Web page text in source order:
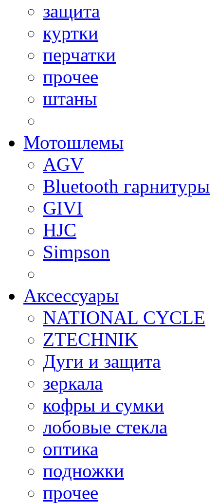
защита
куртки
перчатки
прочее
штаны
Мотошлемы
AGV
Bluetooth гарнитуры
GIVI
HJC
Simpson
Аксессуары
NATIONAL CYCLE
ZTECHNIK
Дуги и защита
зеркала
кофры и сумки
лобовые стекла
оптика
подножки
прочее